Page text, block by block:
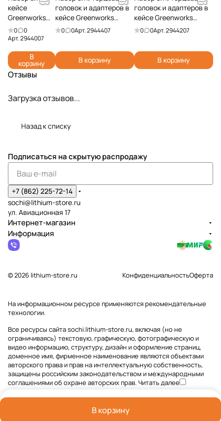
кейсе
Greenworks
2944007 (20
шт.)
0
0
Арт.2944007
В
корзину
головок и адаптеров в
кейсе Greenworks
2944407 (70 шт.)
0 0Арт.2944407
В корзину
головок и адаптеров в
кейсе Greenworks
2944207 (40 шт.)
0 0Арт.2944207
В корзину
Отзывы
Загрузка отзывов...
Назад к списку
В корзину
Подписаться на скрытую распродажу
+7 (862) 225-72-14
sochi@lithium-store.ru
ул. Авиационная 17
Интернет-магазин
Информация
© 2026 lithium-store.ru КонфиденциальностьОферта
На информационном ресурсе применяютсярекомендательные
технологии.
Все ресурсы сайта sochi.lithium-store.ru, включая (но не
ограничиваясь) текстовую, графическую, фотографическую и
видео информацию, структуру, дизайн и оформление страниц,
доменное имя, фирменное наименование являются объектами
авторского права и прав на интеллектуальную собственность,
защищены российским законодательством и международными
соглашениями об охране авторских прав.Читать далее